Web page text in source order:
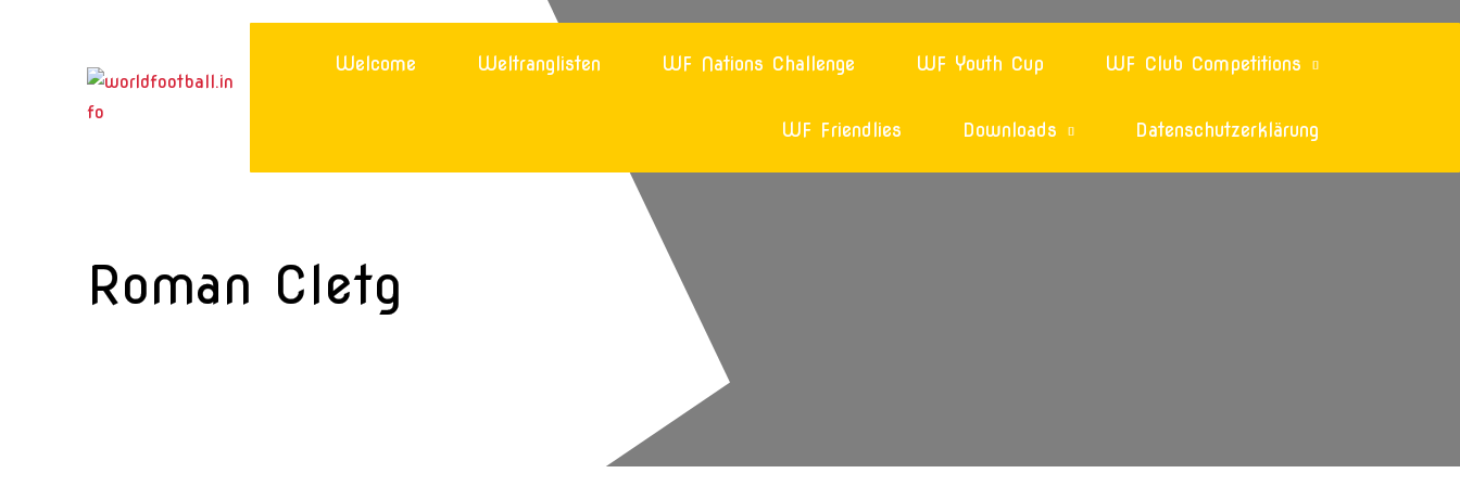
Welcome Weltranglisten WF Nations Challenge WF Youth Cup WF Club Competitions
WF Friendlies Downloads Datenschutzerklärung
Roman Cletg